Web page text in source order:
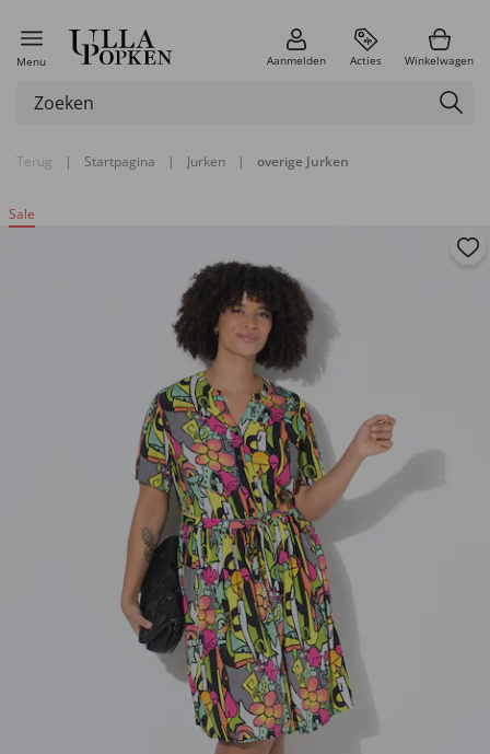
Menu Aanmelden Acties Winkelwagen
Terug | Startpagina | Jurken | overige Jurken
Sale